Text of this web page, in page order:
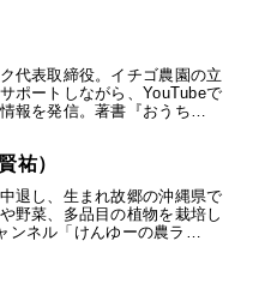
代表取締役。イチゴ農園の立
ポートしながら、YouTubeで
報を発信。著書『おうち…
祐）
退し、生まれ故郷の沖縄県で
野菜、多品目の植物を栽培し
ンネル「けんゆーの農ラ…